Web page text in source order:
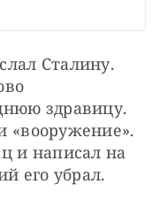
Сталину.
здравицу.
«вооружение».
и написал на
его убрал.